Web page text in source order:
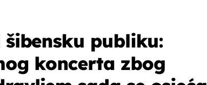
šibensku publiku:
koncerta zbog